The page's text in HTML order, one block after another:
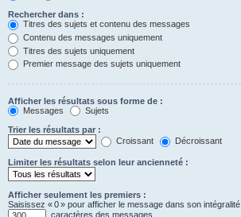
Rechercher dans :
Titres des sujets et contenu des messages
Contenu des messages uniquement
Titres des sujets uniquement
Premier message des sujets uniquement
Afficher les résultats sous forme de :
Messages
Sujets
Trier les résultats par :
Croissant
Décroissant
Limiter les résultats selon leur ancienneté :
Afficher seulement les premiers :
Saisissez « 0 » pour afficher le message dans son intégralité.
caractères des messages